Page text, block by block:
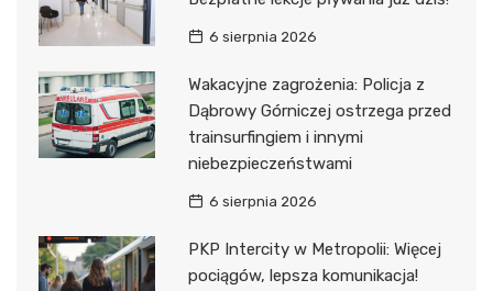
6 sierpnia 2026
Wakacyjne zagrożenia: Policja z
Dąbrowy Górniczej ostrzega przed
trainsurfingiem i innymi
niebezpieczeństwami
6 sierpnia 2026
PKP Intercity w Metropolii: Więcej
pociągów, lepsza komunikacja!